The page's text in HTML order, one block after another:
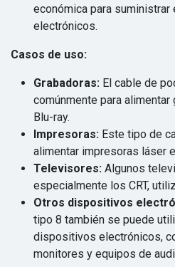
económica para
electrónicos.
Casos de uso:
Grabadoras: El cable de
comúnmente para alimentar
Blu-ray.
Impresoras: Este tipo de
alimentar impresoras láser
Televisores: Algunos
especialmente los CRT,
Otros dispositivos
tipo 8 también se puede
dispositivos electrónicos,
monitores y equipos de